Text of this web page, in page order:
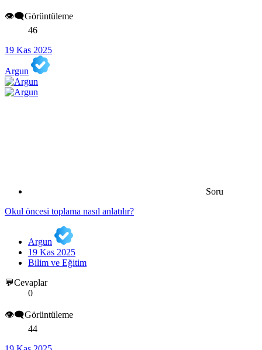
👁️‍🗨️Görüntüleme
46
19 Kas 2025
Argun
Soru
Okul öncesi toplama nasıl anlatılır?
Argun
19 Kas 2025
Bilim ve Eğitim
💬Cevaplar
0
👁️‍🗨️Görüntüleme
44